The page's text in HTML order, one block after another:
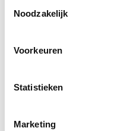
Noodzakelijk
Voorkeuren
Statistieken
Marketing
Boeiend